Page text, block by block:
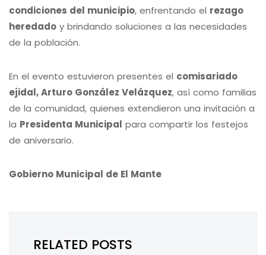
condiciones del municipio, enfrentando el rezago
heredado y brindando soluciones a las necesidades
de la población.
En el evento estuvieron presentes el comisariado
ejidal, Arturo González Velázquez, así como familias
de la comunidad, quienes extendieron una invitación a
la Presidenta Municipal para compartir los festejos
de aniversario.
Gobierno Municipal de El Mante
RELATED POSTS